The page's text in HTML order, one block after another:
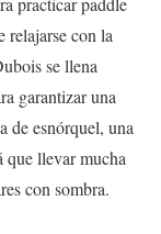
relajarse con la
se llena
garantizar una
de esnórquel, una
que llevar mucha
con sombra.